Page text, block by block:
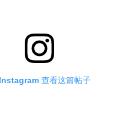
查看这篇帖子